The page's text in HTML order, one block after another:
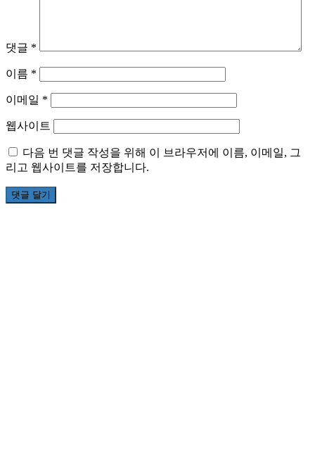
댓글 *
이름 *
이메일 *
웹사이트
다음 번 댓글 작성을 위해 이 브라우저에 이름, 이메일, 그
리고 웹사이트를 저장합니다.